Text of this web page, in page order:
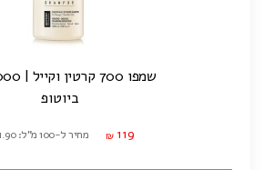
שמפו 700 קרטין וקייל | 1000 מ"ל
ביוטופ
₪ 119 מחיר ל-100 מ"ל: ₪11.90